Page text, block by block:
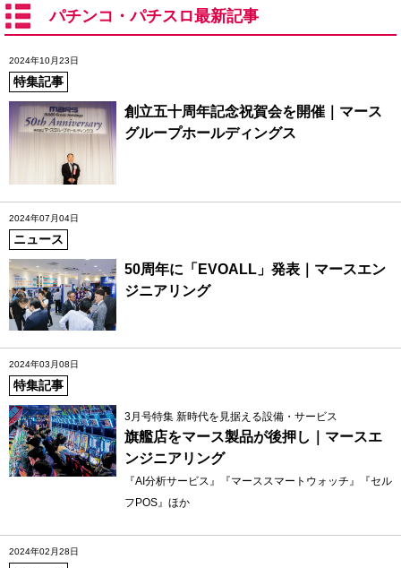
パチンコ・パチスロ最新記事
2024年10月23日
特集記事
創立五十周年記念祝賀会を開催｜マース
グループホールディングス
2024年07月04日
ニュース
50周年に「EVOALL」発表｜マースエン
ジニアリング
2024年03月08日
特集記事
3月号特集 新時代を見据える設備・サービス
旗艦店をマース製品が後押し｜マースエ
ンジニアリング
『AI分析サービス』『マーススマートウォッチ』『セル
フPOS』ほか
2024年02月28日